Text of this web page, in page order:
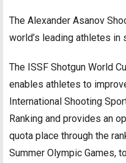
The Alexander Asanov
world’s leading athletes in
The ISSF Shotgun World
enables athletes to
International Shooting
Ranking and provides an
quota place through the
Summer Olympic Games,